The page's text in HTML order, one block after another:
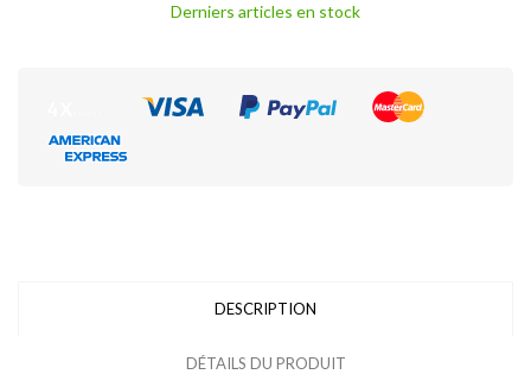
Derniers articles en stock
DESCRIPTION
DÉTAILS DU PRODUIT